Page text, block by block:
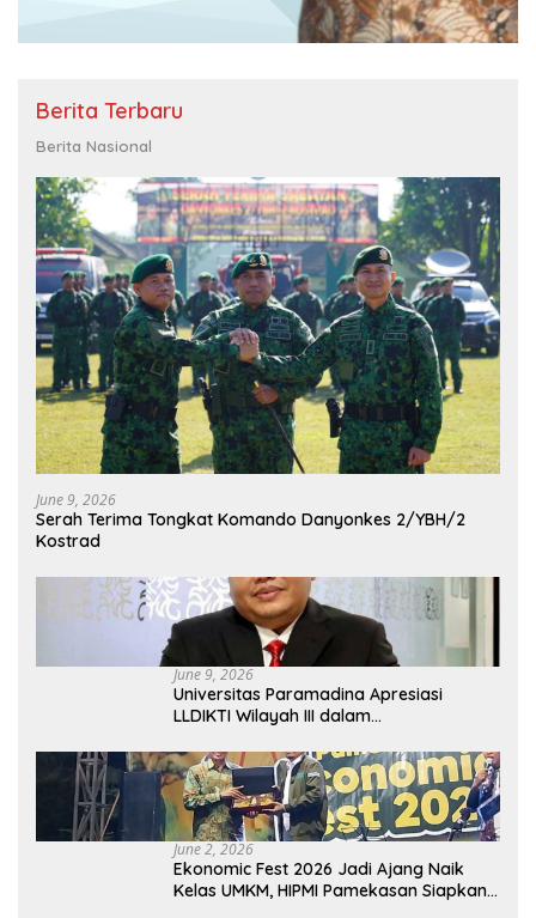
Berita Terbaru
Berita Nasional
June 9, 2026
Serah Terima Tongkat Komando Danyonkes 2/YBH/2
Kostrad
June 9, 2026
Universitas Paramadina Apresiasi
LLDIKTI Wilayah III dalam
Tinggi Swasta
June 2, 2026
Ekonomic Fest 2026 Jadi Ajang Naik
Kelas UMKM, HIPMI Pamekasan Siapkan